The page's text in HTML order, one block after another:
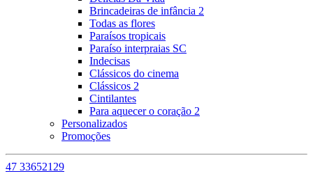
Brincadeiras de infância 2
Todas as flores
Paraísos tropicais
Paraíso interpraias SC
Indecisas
Clássicos do cinema
Clássicos 2
Cintilantes
Para aquecer o coração 2
Personalizados
Promoções
47 33652129